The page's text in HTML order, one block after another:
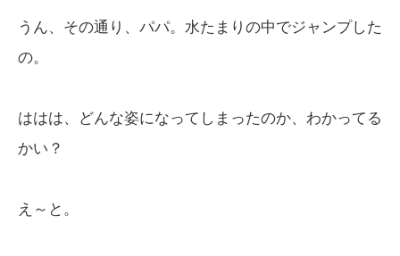
うん、その通り、パパ。水たまりの中でジャンプした
の。
ははは、どんな姿になってしまったのか、わかってる
かい？
え～と。